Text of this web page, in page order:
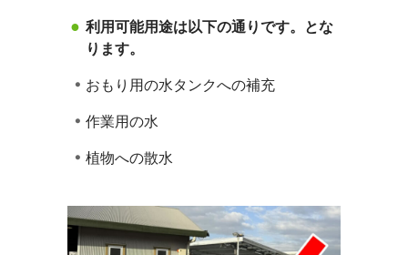
利用可能用途は以下の通りです。とな
ります。
おもり用の水タンクへの補充
作業用の水
植物への散水